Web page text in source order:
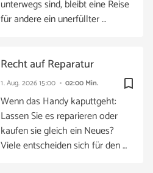
unterwegs sind, bleibt eine Reise
für andere ein unerfüllter …
bookmark_border
1. Aug. 202615:00 02:00 Min.
Recht auf Reparatur
Wenn das Handy kaputtgeht:
Lassen Sie es reparieren oder
kaufen sie gleich ein Neues?
Viele entscheiden sich für den …